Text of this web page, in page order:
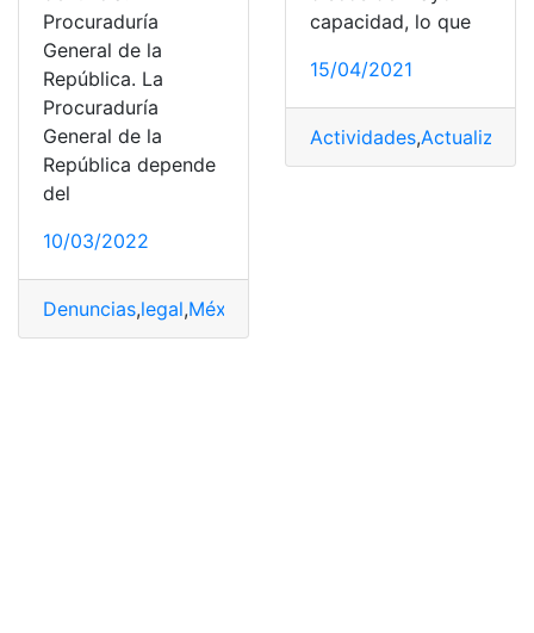
Procuraduría
General de la
República. La
Procuraduría
General de la
República depende
del
10/03/2022
Denuncias,legal,México
capacidad, lo que
15/04/2021
Actividades,